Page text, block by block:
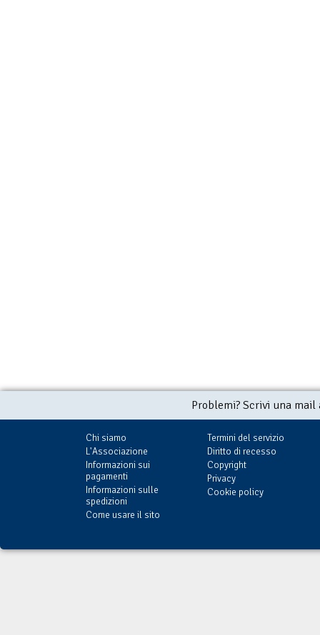
Problemi? Scrivi una
Chi siamo
L'Associazione
Informazioni sui
pagamenti
Informazioni sulle
spedizioni
Come usare il sito
Termini del servizio
Diritto di recesso
Copyright
Privacy
Cookie policy